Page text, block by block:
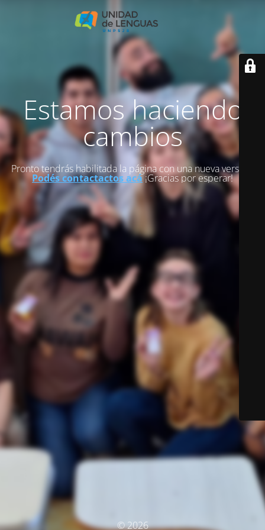
Estamos haciendo
cambios
Pronto tendrás habilitada la página con una nueva versión.
Podés contactactos acá¡Gracias por esperar!
© 2026